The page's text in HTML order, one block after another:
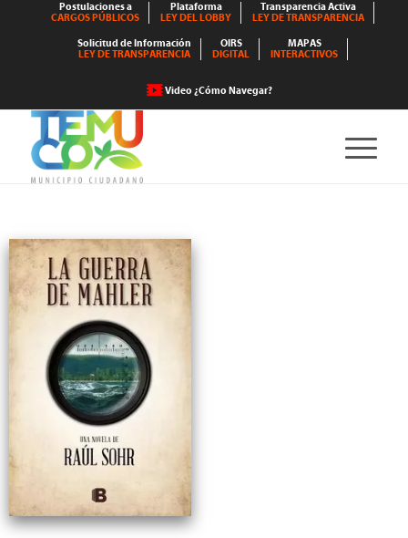
Postulaciones a
CARGOS PÚBLICOS
Plataforma
LEY DEL LOBBY
Transparencia Activa
LEY DE TRANSPARENCIA
Solicitud de Información
LEY DE TRANSPARENCIA
OIRS
DIGITAL
MAPAS
INTERACTIVOS
Video ¿Cómo Navegar?